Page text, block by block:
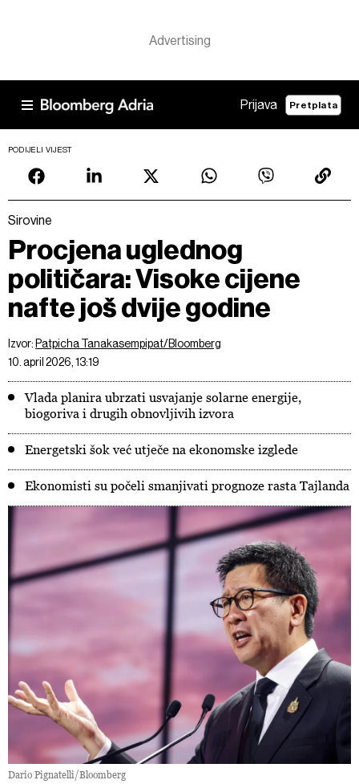
Prijava Pretplata
PODIJELI VIJEST
Sirovine
Procjena uglednog
političara: Visoke cijene
nafte još dvije godine
Izvor: Patpicha Tanakasempipat/Bloomberg
10. april 2026, 13:19
Vlada planira ubrzati usvajanje solarne energije,
biogoriva i drugih obnovljivih izvora
Energetski šok već utječe na ekonomske izglede
Ekonomisti su počeli smanjivati prognoze rasta Tajlanda
Dario Pignatelli/Bloomberg